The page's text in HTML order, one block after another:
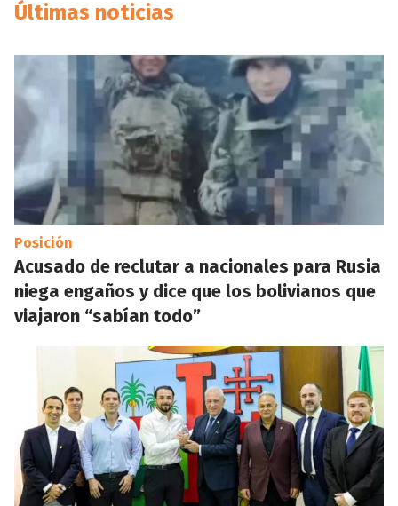
Últimas noticias
Posición
Acusado de reclutar a nacionales para Rusia
niega engaños y dice que los bolivianos que
viajaron “sabían todo”